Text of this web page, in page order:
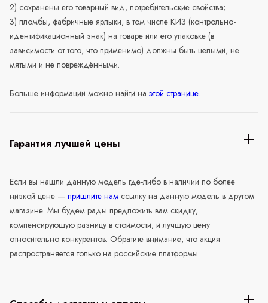
2) сохранены его товарный вид, потребительские свойства;
3) пломбы, фабричные ярлыки, в том числе КИЗ (контрольно-
идентификационный знак) на товаре или его упаковке (в
зависимости от того, что применимо) должны быть целыми, не
мятыми и не повреждёнными.
Больше информации можно найти на этой странице.
Гарантия лучшей цены
Если вы нашли данную модель где-либо в наличии по более
низкой цене — пришлите нам ссылку на данную модель в другом
магазине. Мы будем рады предложить вам скидку,
компенсирующую разницу в стоимости, и лучшую цену
относительно конкурентов. Обратите внимание, что акция
распространяется только на российские платформы.